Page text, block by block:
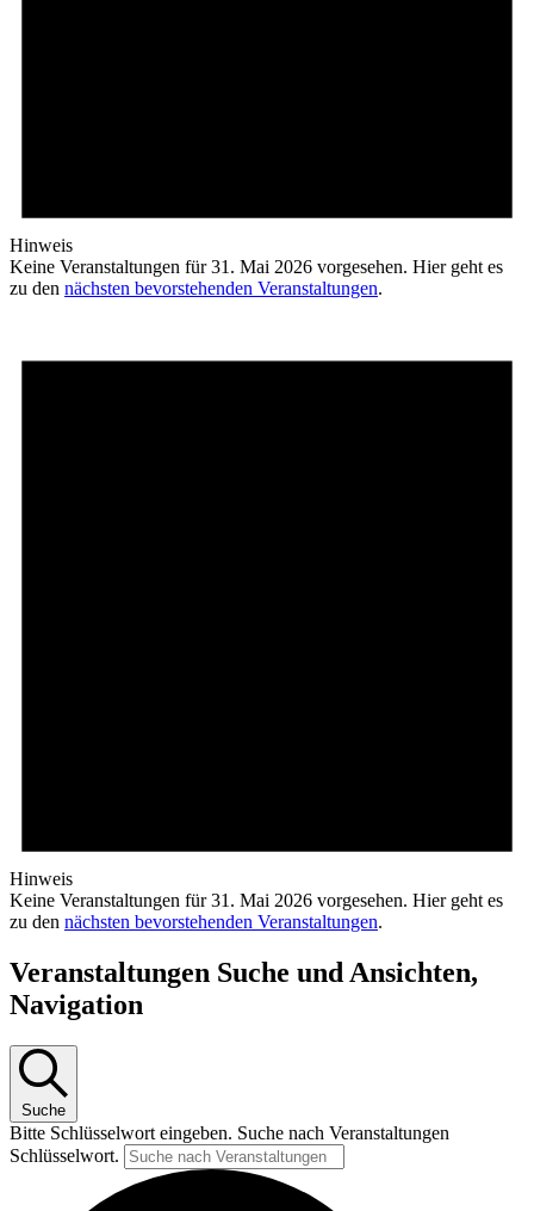
Hinweis
Keine Veranstaltungen für 31. Mai 2026 vorgesehen. Hier geht es
zu den nächsten bevorstehenden Veranstaltungen.
Hinweis
Keine Veranstaltungen für 31. Mai 2026 vorgesehen. Hier geht es
zu den nächsten bevorstehenden Veranstaltungen.
Veranstaltungen Suche und Ansichten,
Navigation
Suche
Bitte Schlüsselwort eingeben. Suche nach Veranstaltungen
Schlüsselwort.